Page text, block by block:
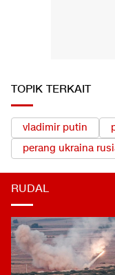
TOPIK TERKAIT
vladimir putin
perang ukraina
RUDAL